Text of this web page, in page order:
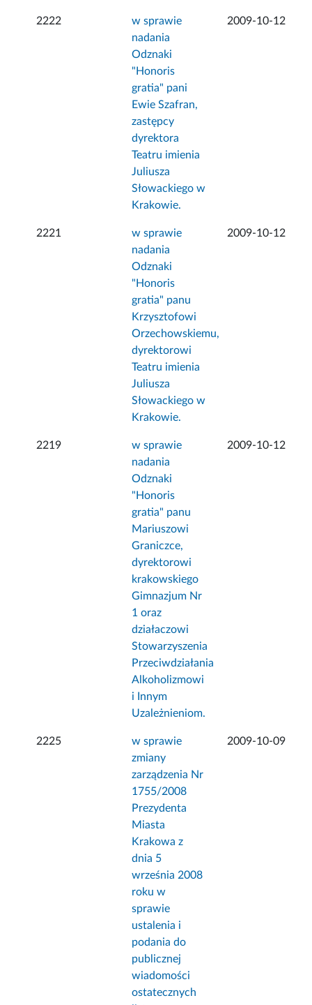
2222
w sprawie
nadania
Odznaki
"Honoris
gratia" pani
Ewie Szafran,
zastępcy
dyrektora
Teatru imienia
Juliusza
Słowackiego w
Krakowie.
2009-10-12
2221
w sprawie
nadania
Odznaki
"Honoris
gratia" panu
Krzysztofowi
Orzechowskiemu,
dyrektorowi
Teatru imienia
Juliusza
Słowackiego w
Krakowie.
2009-10-12
2219
w sprawie
nadania
Odznaki
"Honoris
gratia" panu
Mariuszowi
Graniczce,
dyrektorowi
krakowskiego
Gimnazjum Nr
1 oraz
działaczowi
Stowarzyszenia
Przeciwdziałania
Alkoholizmowi
i Innym
Uzależnieniom.
2009-10-12
2225
w sprawie
zmiany
zarządzenia Nr
1755/2008
Prezydenta
Miasta
Krakowa z
dnia 5
września 2008
roku w
sprawie
ustalenia i
podania do
publicznej
wiadomości
ostatecznych
2009-10-09